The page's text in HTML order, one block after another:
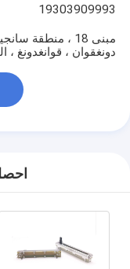
19303909993
مبنى 18 ، منطقة
دونغقوان ، قوانغدونغ ،